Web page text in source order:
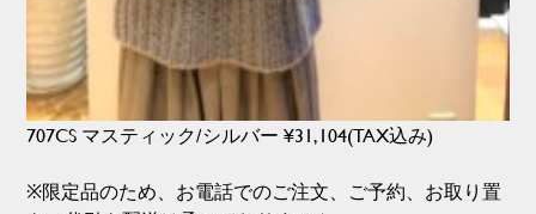
707CS マスティック/シルバー ¥31,104(TAX込み)
※限定品のため、お電話でのご注文、ご予約、お取り置